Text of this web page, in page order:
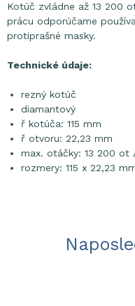
Kotúč zvládne až 13 200
prácu odporúčame
protiprašné masky.
Technické údaje:
rezný kotúč
diamantový
ř kotúča: 115 mm
ř otvoru: 22,23 mm
max. otáčky: 13 200 ot
rozmery: 115 x 22,23